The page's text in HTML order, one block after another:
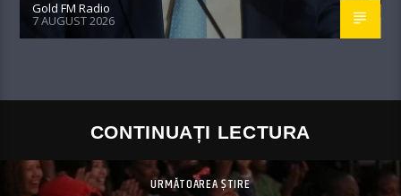
Gold FM Radio
7 AUGUST 2026
CONTINUAȚI LECTURA
URMĂTOAREA ȘTIRE